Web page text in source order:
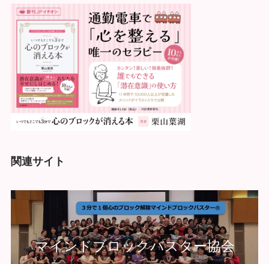
関連サイト
マインドブロックバスター協会